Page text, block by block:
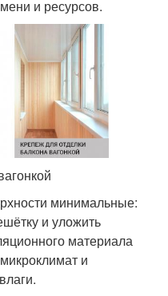
и ресурсов.
минимальные:
и уложить
материала
и